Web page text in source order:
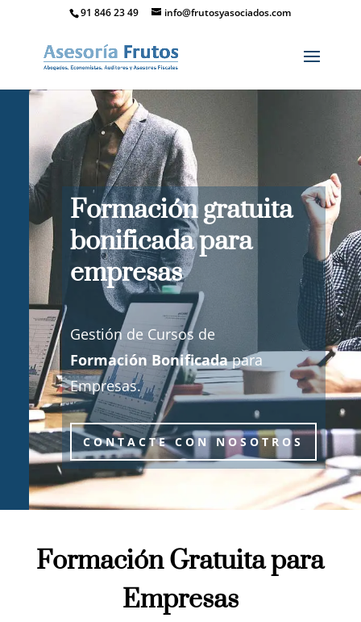
91 846 23 49 info@frutosyasociados.com
Formación gratuita
bonificada para
empresas
Gestión de Cursos de
Formación Bonificadapara
Empresas.
CONTACTE CON NOSOTROS
Formación Gratuita para
Empresas